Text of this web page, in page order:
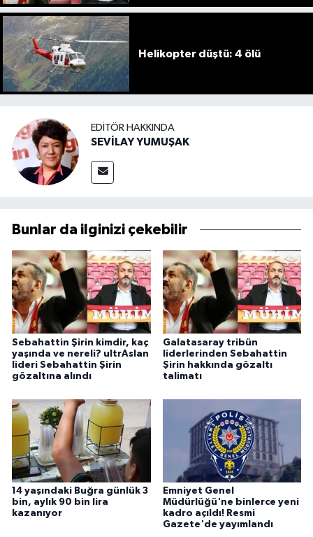
Helikopter düştü: 4 ölü
EDITÖR HAKKINDA
SEVİLAY YUMUŞAK
Bunlar da ilginizi çekebilir
Sebahattin Şirin kimdir, kaç
yaşında ve nereli? ultrAslan
lideri Sebahattin Şirin
gözaltına alındı
Galatasaray tribün
liderlerinden Sebahattin
Şirin hakkında gözaltı
talimatı
14 yaşındaki Buğra günlük 3
bin, aylık 90 bin lira
kazanıyor
Emniyet Genel
Müdürlüğü'ne binlerce yeni
kadro açıldı! Resmi
Gazete'de yayımlandı